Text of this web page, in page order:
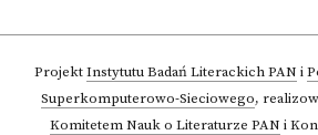
ProjektInstytutu Badań Literackich PAN i
Superkomputerowo-Sieciowego,
Komitetem Nauk o Literaturze PAN i